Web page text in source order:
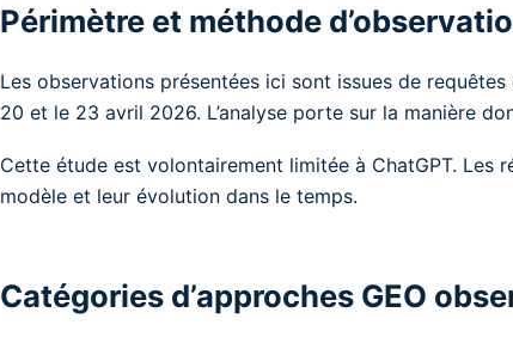
Périmètre et méthode
Les observations présentées ici sont issues de
20 et le 23 avril 2026. L’analyse porte sur la manière
Cette étude est volontairement limitée à ChatGPT. Les
modèle et leur évolution dans le temps.
Catégories d’approches GEO